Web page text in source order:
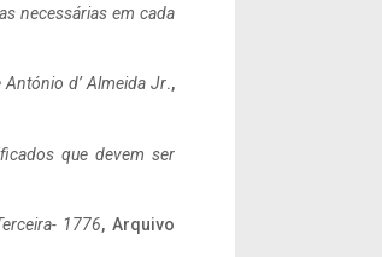
necessárias em cada
d’ Almeida Jr.,
que devem ser
1776, Arquivo